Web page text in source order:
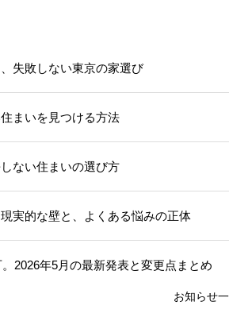
失敗しない東京の家選び
まいを見つける方法
ない住まいの選び方
実的な壁と、よくある悩みの正体
2026年5月の最新発表と変更点まとめ
お知らせ